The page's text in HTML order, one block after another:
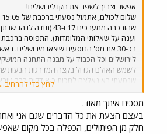
אפשר וצריך לשפר את הקו לירושלים!
שהורכבה ממערכים 17 ו-43
וענה על שאלותי המלומדות). התפוסה ברכבת
בכ-30 את מס' הנוסעים שיצאו מירושלים.
לירושלים וכל הכבוד על מבנה התחנה
לשמש האולם הגדול בקצה המדרגות הנעות
שנסעתי בא נאלצה לחכות
עוד מספר קטעים שבהן ניתן לבצע הכפלות
המיותרת ויאשפרו להגביר את התדירות. כמו
בקו שניתן ליישר מבלי לחצוב מנהרות (ואני
הטבע) אלא לדוגמא הפיתול בכניסה
לחץ כדי להרחיב...
מסכים איתך מאוד.
בעצם הצעת את כל הדברים שגם אני
חלק מן הפיתולים, הכפלה בכל מקום